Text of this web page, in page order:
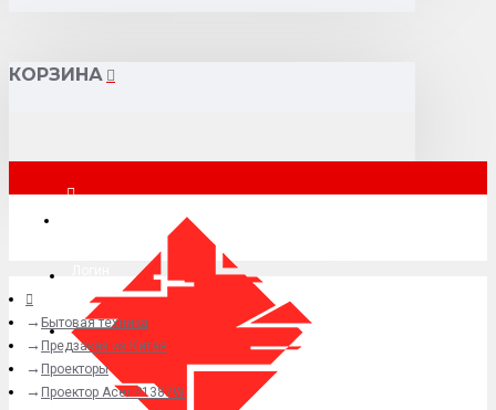
КОРЗИНА
+7 (495) 015-41-41
Бытовая техника
Предзаказ из Китая
Проекторы
Проектор Acer P1387W